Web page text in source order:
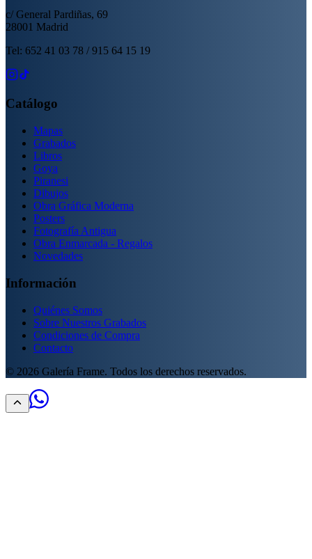
c/ General Pardiñas, 69
28001 Madrid
Tel: 652 41 03 78 / 915 64 15 19
Catálogo
Mapas
Grabados
Libros
Goya
Piranesi
Dibujos
Obra Gráfica Moderna
Posters
Fotografía Antigua
Obra Enmarcada - Regalos
Novedades
Información
Quiénes Somos
Sobre Nuestros Grabados
Condiciones de Compra
Contacto
© 2026 Galería Frame. Todos los derechos reservados.